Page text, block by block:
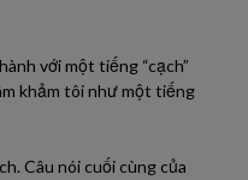
với một tiếng “cạch”
khảm tôi như một tiếng
Câu nói cuối cùng của